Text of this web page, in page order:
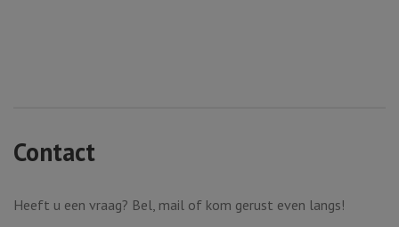
Contact
Heeft u een vraag? Bel, mail of kom gerust even langs!